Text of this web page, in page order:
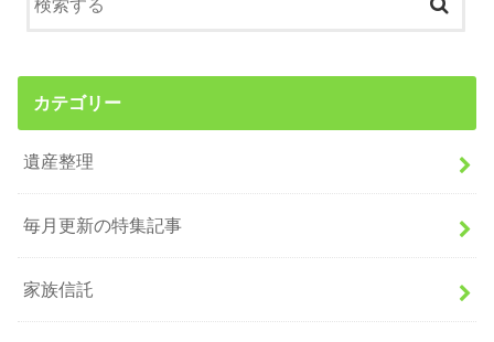
カテゴリー
遺産整理
毎月更新の特集記事
家族信託